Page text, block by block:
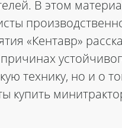
В этом
«Кентавр»
технику, но и о
купить